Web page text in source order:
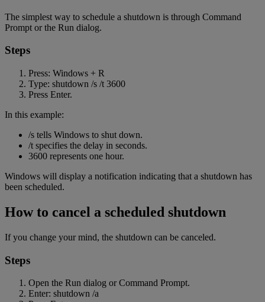
The simplest way to schedule a shutdown is through Command
Prompt or the Run dialog.
Steps
Press: Windows + R
Type: shutdown /s /t 3600
Press Enter.
In this example:
/s tells Windows to shut down.
/t specifies the delay in seconds.
3600 represents one hour.
Windows will display a notification indicating that a shutdown has
been scheduled.
How to cancel a scheduled shutdown
If you change your mind, the shutdown can be canceled.
Steps
Open the Run dialog or Command Prompt.
Enter: shutdown /a